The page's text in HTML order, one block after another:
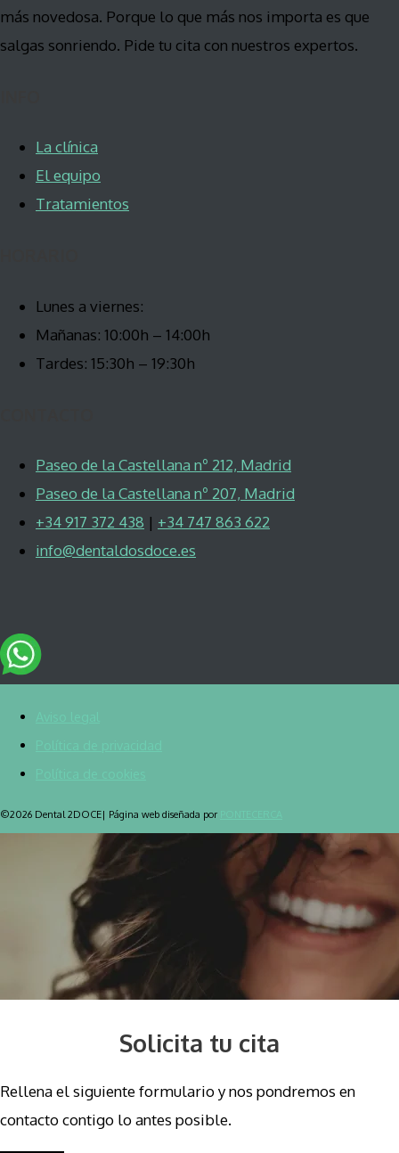
más novedosa. Porque lo que más nos importa es que
salgas sonriendo. Pide tu cita con nuestros expertos.
La clínica
El equipo
Tratamientos
Lunes a viernes:
Mañanas: 10:00h – 14:00h
Tardes: 15:30h – 19:30h
Paseo de la Castellana nº 212, Madrid
Paseo de la Castellana nº 207, Madrid
+34 917 372 438 | +34 747 863 622
info@dentaldosdoce.es
©2026 Dental 2DOCE| Página web diseñada por
Solicita tu cita
Rellena el siguiente formulario y nos pondremos en
contacto contigo lo antes posible.